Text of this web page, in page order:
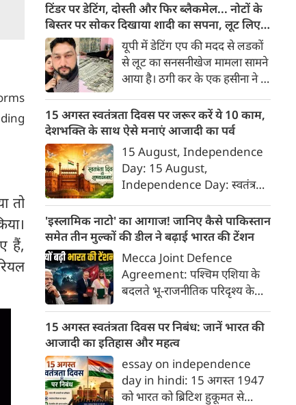
तो
हैं,
टिंडर पर डेटिंग, दोस्ती और फिर ब्लैकमेल... नोटों के
बिस्तर पर सोकर दिखाया शादी का सपना, लूट लिए 6
करोड़ रुपए
यूपी में डेटिंग एप की मदद से लडकों
से लूट का सनसनीखेज मामला सामने
आया है। ठगी कर के एक हसीना ने 6
को फंसाना, फिर धमकी देकर
ब्‍लेकमेल करना। इसके लिए बहुत
शातिर तरीके से ये हसीना लोगों को
अपने जाल में फंसाती थी।
15 अगस्त स्वतंत्रता दिवस पर जरूर करें ये 10 काम,
देशभक्ति के साथ ऐसे मनाएं आजादी का पर्व
15 August, Independence
Day: 15 August,
Independence Day: स्वतंत्रता
अवकाश नहीं, बल्कि उन शहीदों को
याद करने और उनके बलिदान का
सम्मान करने का दिन है, जिन्होंने हमें
यह आजादी दी। इस दिन को सार्थक
बनाने के लिए हमें कुछ खास कार्य
जरूर करने चाहिए, जिससे हमारे
अंदर राष्ट्रभक्ति की भावना और भी
गहरी हो सके।
'इस्लामिक नाटो' का आगाज! जानिए कैसे पाकिस्तान
समेत तीन मुल्कों की डील ने बढ़ाई भारत की टेंशन
Mecca Joint Defence
Agreement: पश्चिम एशिया के
बदलते भू-राजनीतिक परिदृश्य के
अरब ने एक ऐतिहासिक और
रणनीतिक 'मक्का संयुक्त रक्षा
समझौते' (Mecca Joint
Defence Agreement) पर
हस्ताक्षर किए हैं।
15 अगस्त स्वतंत्रता दिवस पर निबंध: जानें भारत की
आजादी का इतिहास और महत्व
essay on independence
day in hindi: 15 अगस्त 1947
को भारत को ब्रिटिश हुकूमत से